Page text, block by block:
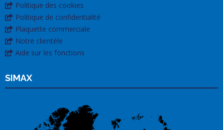
Politique des cookies
Politique de confidentialité
Plaquette commerciale
Notre clientèle
Aide sur les fonctions
SIMAX